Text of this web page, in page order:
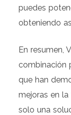
puedes
obteniendo
En resumen,
combinación
que han
mejoras en la
solo una